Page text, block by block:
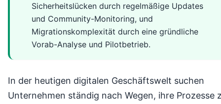
Sicherheitslücken durch regelmäßige Updates
und Community-Monitoring, und
Migrationskomplexität durch eine gründliche
Vorab-Analyse und Pilotbetrieb.
In der heutigen digitalen Geschäftswelt suchen
Unternehmen ständig nach Wegen, ihre Prozesse